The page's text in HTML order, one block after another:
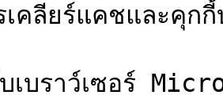
เคลียร์แคชและคุ
เบราว์เซอร์